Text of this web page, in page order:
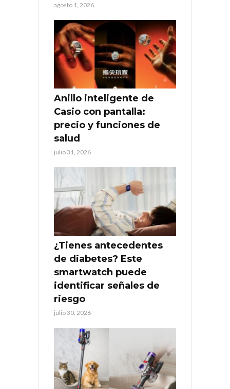
agosto 1, 2026
Anillo inteligente de
Casio con pantalla:
precio y funciones de
salud
julio 31, 2026
¿Tienes antecedentes
de diabetes? Este
smartwatch puede
identificar señales de
riesgo
julio 30, 2026